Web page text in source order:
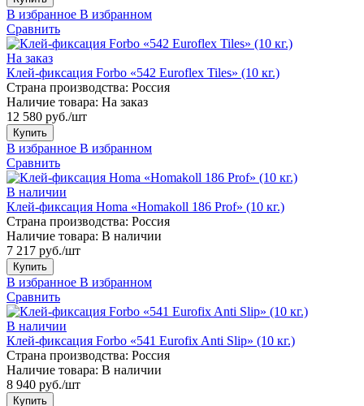
В избранное В избранном
Сравнить
На заказ
Клей-фиксация Forbo «542 Euroflex Tiles» (10 кг.)
Страна производства: Россия
Наличие товара: На заказ
12 580 руб./шт
Купить
В избранное В избранном
Сравнить
В наличии
Клей-фиксация Homa «Homakoll 186 Prof» (10 кг.)
Страна производства: Россия
Наличие товара: В наличии
7 217 руб./шт
Купить
В избранное В избранном
Сравнить
В наличии
Клей-фиксация Forbo «541 Eurofix Anti Slip» (10 кг.)
Страна производства: Россия
Наличие товара: В наличии
8 940 руб./шт
Купить